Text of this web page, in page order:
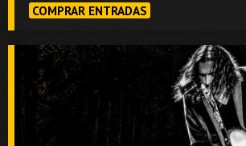
COMPRAR ENTRADAS